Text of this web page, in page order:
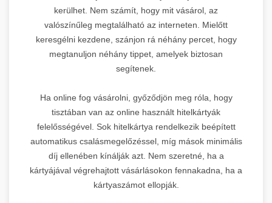
kerülhet. Nem számít, hogy mit vásárol, az
valószínűleg megtalálható az interneten. Mielőtt
keresgélni kezdene, szánjon rá néhány percet, hogy
megtanuljon néhány tippet, amelyek biztosan
segítenek.
Ha online fog vásárolni, győződjön meg róla, hogy
tisztában van az online használt hitelkártyák
felelősségével. Sok hitelkártya rendelkezik beépített
automatikus csalásmegelőzéssel, míg mások minimális
díj ellenében kínálják azt. Nem szeretné, ha a
kártyájával végrehajtott vásárlásokon fennakadna, ha a
kártyaszámot ellopják.